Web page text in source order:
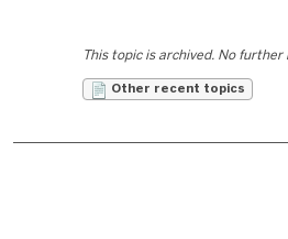
This topic is archived. No
Other recent topics